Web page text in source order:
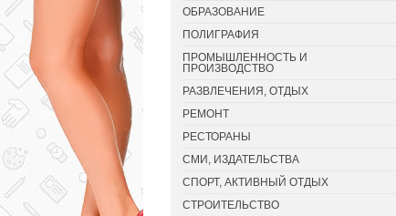
ОБРАЗОВАНИЕ
ПОЛИГРАФИЯ
ПРОМЫШЛЕННОСТЬ И
ПРОИЗВОДСТВО
РАЗВЛЕЧЕНИЯ, ОТДЫХ
РЕМОНТ
РЕСТОРАНЫ
СМИ, ИЗДАТЕЛЬСТВА
СПОРТ, АКТИВНЫЙ ОТДЫХ
СТРОИТЕЛЬСТВО